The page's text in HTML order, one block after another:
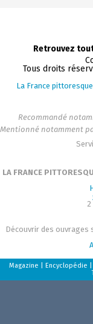
Retrouvez
Tous droits
La France pittoresque
Recommandé
Mentionné notamment
LA FRANCE
Découvrir des
Magazine |Encyclopédie